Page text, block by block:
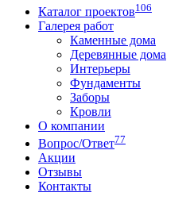
Каталог проектов106
Галерея работ
Каменные дома
Деревянные дома
Интерьеры
Фундаменты
Заборы
Кровли
О компании
Вопрос/Ответ77
Акции
Отзывы
Контакты